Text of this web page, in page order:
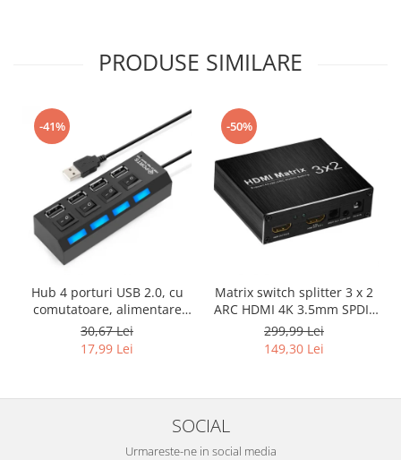
PRODUSE SIMILARE
-41%
Hub 4 porturi USB 2.0, cu
comutatoare, alimentare
USB, negru, HOPE R
30,67 Lei
17,99 Lei
-50%
Matrix switch splitter 3 x 2
ARC HDMI 4K 3.5mm SPDIF
cu 3.5mm L/R Audio
extractor si telecomanda IR,
HOPE R
299,99 Lei
149,30 Lei
SOCIAL
Urmareste-ne in social media